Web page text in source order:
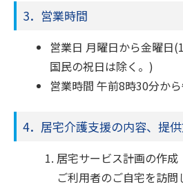
3．営業時間
営業日 月曜日から金曜日
国民の祝日は除く。)
営業時間 午前8時30分か
4．居宅介護支援の内容、提
居宅サービス計画の作成
ご利用者のご自宅を訪